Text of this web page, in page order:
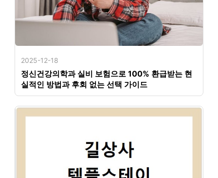
2025-12-18
정신건강의학과 실비 보험으로 100% 환급받는 현
실적인 방법과 후회 없는 선택 가이드